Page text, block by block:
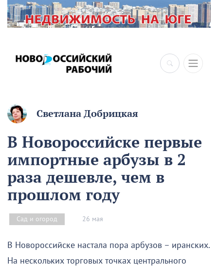
×
Светлана Добрицкая
В Новороссийске первые
импортные арбузы в 2
раза дешевле, чем в
прошлом году
Сад и огород 26 мая
В Новороссийске настала пора арбузов – иранских.
На нескольких торговых точках центрального